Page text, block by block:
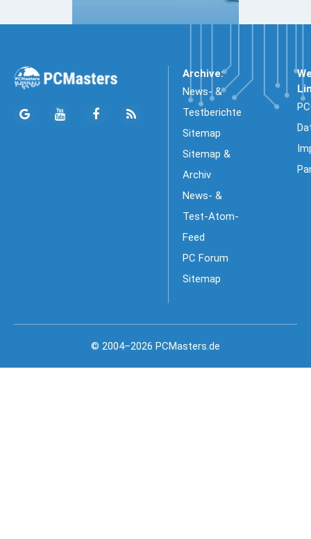
Archive:
News- &
Testberichte
Sitemap
Sitemap &
Archiv
News- &
Test-Atom-
Feed
PC Forum
Sitemap
© 2004–2026 PCMasters.de